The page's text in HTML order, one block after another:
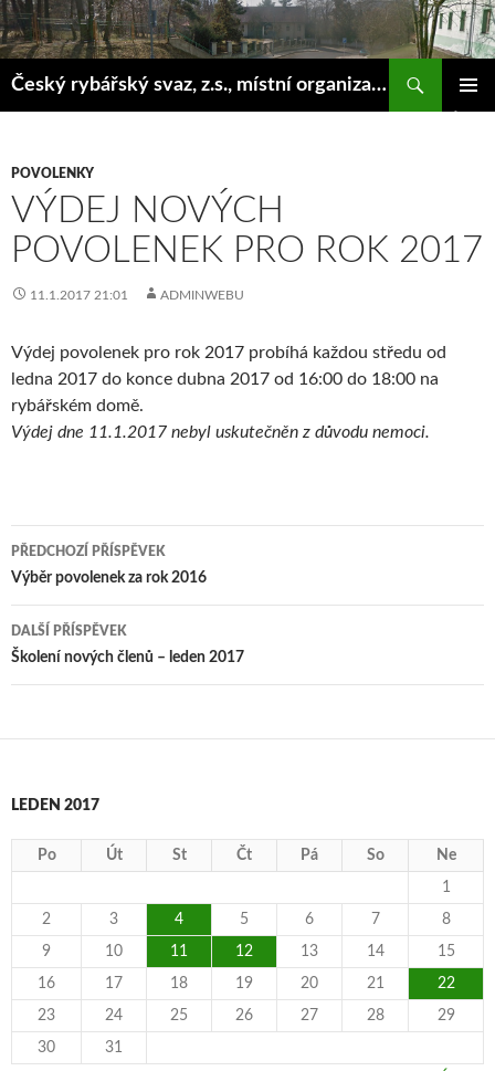
Český rybářský svaz, z.s., místní organizace Klášterec nad Ohří
Hledat
WEBU
POVOLENKY
VÝDEJ NOVÝCH
POVOLENEK PRO ROK 2017
11.1.2017 21:01 ADMINWEBU
Výdej povolenek pro rok 2017 probíhá každou středu od
ledna 2017 do konce dubna 2017 od 16:00 do 18:00 na
rybářském domě.
Výdej dne 11.1.2017 nebyl uskutečněn z důvodu nemoci.
Navigace
pro
příspěvky
PŘEDCHOZÍ PŘÍSPĚVEK
Výběr povolenek za rok 2016
DALŠÍ PŘÍSPĚVEK
Školení nových členů – leden 2017
LEDEN 2017
Po Út St Čt Pá So Ne
1
2 3 4 5 6 7 8
9 10 11 12 13 14 15
16 17 18 19 20 21 22
23 24 25 26 27 28 29
30 31